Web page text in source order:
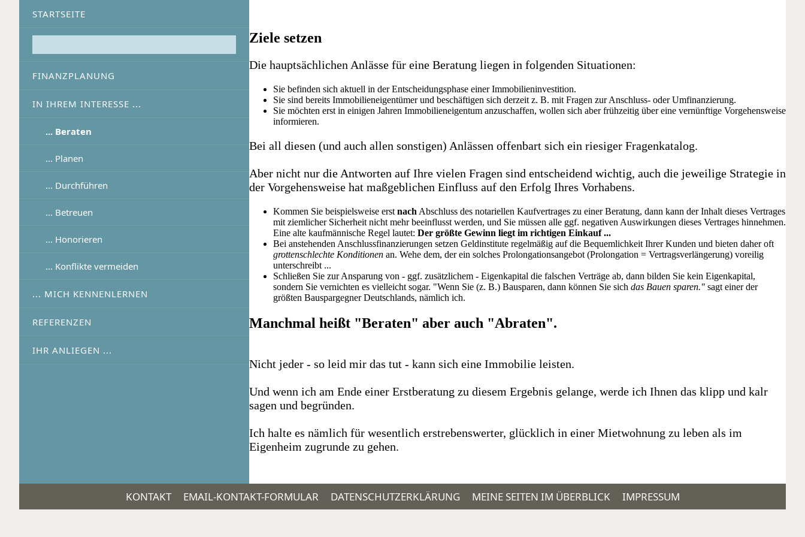
STARTSEITE
FINANZPLANUNG
IN IHREM INTERESSE ...
... Beraten
... Planen
... Durchführen
... Betreuen
... Honorieren
... Konflikte vermeiden
... MICH KENNENLERNEN
REFERENZEN
IHR ANLIEGEN ...
Ziele setzen
Die hauptsächlichen Anlässe für eine Beratung liegen in folgenden Situationen:
Sie befinden sich aktuell in der Entscheidungsphase einer Immobilieninvestition.
Sie sind bereits Immobilieneigentümer und beschäftigen sich derzeit z. B. mit Fragen zur Anschluss- oder Umfinanzierung.
Sie möchten erst in einigen Jahren Immobilieneigentum anzuschaffen, wollen sich aber frühzeitig über eine vernünftige Vorgehensweise
informieren.
Bei all diesen (und auch allen sonstigen) Anlässen offenbart sich ein riesiger Fragenkatalog.
Aber nicht nur die Antworten auf Ihre vielen Fragen sind entscheidend wichtig, auch die jeweilige Strategie in
der Vorgehensweise hat maßgeblichen Einfluss auf den Erfolg Ihres Vorhabens.
Kommen Sie beispielsweise erst nach Abschluss des notariellen Kaufvertrages zu einer Beratung, dann kann der Inhalt dieses Vertrages
mit ziemlicher Sicherheit nicht mehr beeinflusst werden, und Sie müssen alle ggf. negativen Auswirkungen dieses Vertrages hinnehmen.
Eine alte kaufmännische Regel lautet: Der größte Gewinn liegt im richtigen Einkauf ...
Bei anstehenden Anschlussfinanzierungen setzen Geldinstitute regelmäßig auf die Bequemlichkeit Ihrer Kunden und bieten daher oft
grottenschlechte Konditionen an. Wehe dem, der ein solches Prolongationsangebot (Prolongation = Vertragsverlängerung) voreilig
unterschreibt ...
Schließen Sie zur Ansparung von - ggf. zusätzlichem - Eigenkapital die falschen Verträge ab, dann bilden Sie kein Eigenkapital,
sondern Sie vernichten es vielleicht sogar. "Wenn Sie (z. B.) Bausparen, dann können Sie sich das Bauen sparen." sagt einer der
größten Bauspargegner Deutschlands, nämlich ich.
Manchmal heißt "Beraten" aber auch "Abraten".
Nicht jeder - so leid mir das tut - kann sich eine Immobilie leisten.
Und wenn ich am Ende einer Erstberatung zu diesem Ergebnis gelange, werde ich Ihnen das klipp und kalr
sagen und begründen.
Ich halte es nämlich für wesentlich erstrebenswerter, glücklich in einer Mietwohnung zu leben als im
Eigenheim zugrunde zu gehen.
KONTAKT EMAIL-KONTAKT-FORMULAR DATENSCHUTZERKLÄRUNG MEINE SEITEN IM ÜBERBLICK IMPRESSUM